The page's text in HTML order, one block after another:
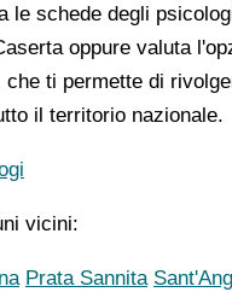
le schede degli
oppure valuta
che ti permette di
il territorio nazionale.
vicini:
Prata Sannita